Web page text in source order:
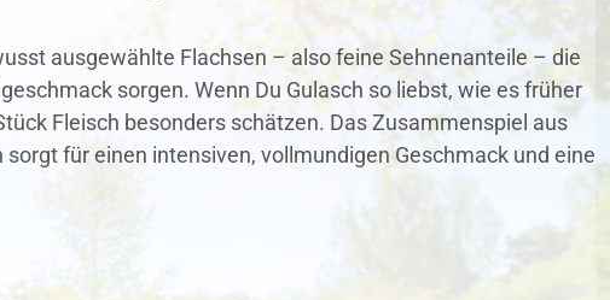
ausgewählte Flachsen – also feine Sehnenanteile – die
sorgen. Wenn Du Gulasch so liebst, wie es früher
Fleisch besonders schätzen. Das Zusammenspiel aus
für einen intensiven, vollmundigen Geschmack und eine